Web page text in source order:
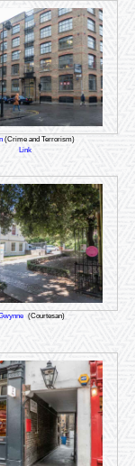
(Crime and Terrorism)
Link
(Courtesan)